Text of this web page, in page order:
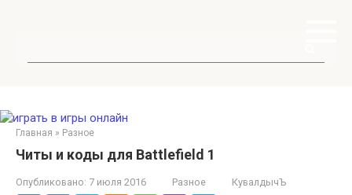
Главная » Разное
Читы и коды для Battlefield 1
Опубликовано: 7 июля 2016 Разное КувалдычЪ